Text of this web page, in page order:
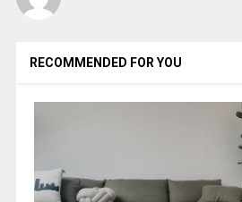
RECOMMENDED FOR YOU